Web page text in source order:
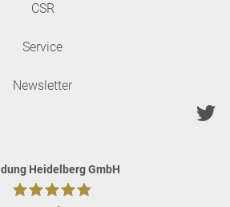
CSR
Service
Newsletter
Heidelberg GmbH